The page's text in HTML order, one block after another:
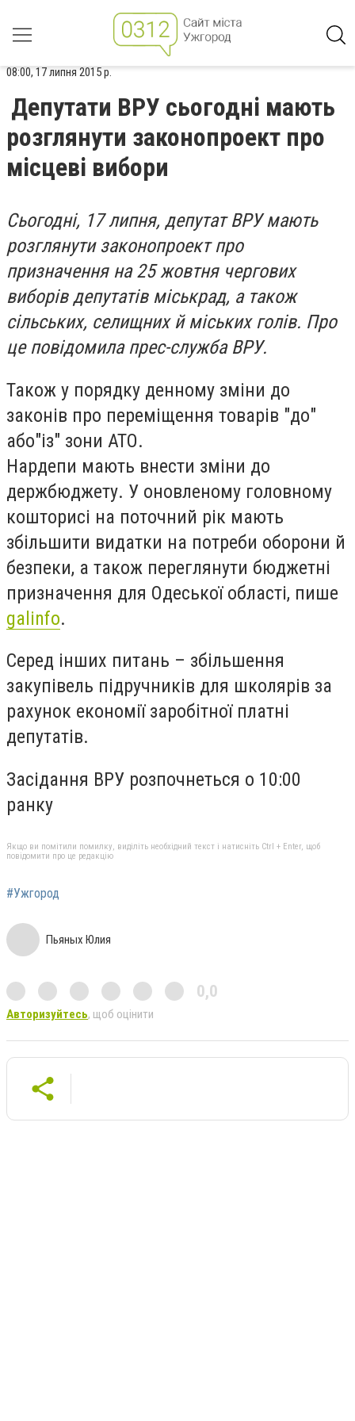
08:00, 17 липня 2015 р.
Депутати ВРУ сьогодні мають
розглянути законопроект про
місцеві вибори
Cьогодні, 17 липня, депутат ВРУ мають
розглянути законопроект про
призначення на 25 жовтня чергових
виборів депутатів міськрад, а також
сільських, селищних й міських голів. Про
це повідомила прес-служба ВРУ.
Також у порядку денному зміни до
законів про переміщення товарів "до"
або"із" зони АТО.
Нардепи мають внести зміни до
держбюджету. У оновленому головному
кошторисі на поточний рік мають
збільшити видатки на потреби оборони й
безпеки, а також переглянути бюджетні
призначення для Одеської області, пише
galinfo.
Серед інших питань – збільшення
закупівель підручників для школярів за
рахунок економії заробітної платні
депутатів.
Засідання ВРУ розпочнеться о 10:00
ранку
Якщо ви помітили помилку, виділіть необхідний текст і натисніть Ctrl + Enter, щоб
повідомити про це редакцію
#Ужгород
Пьяных Юлия
0,0
Авторизуйтесь, щоб оцінити